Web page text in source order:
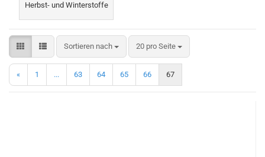
Herbst- und Winterstoffe
Sortieren nach
Sortieren nach 20 pro Seite
pro Seite
« 1 ... 63 64 65 66 67